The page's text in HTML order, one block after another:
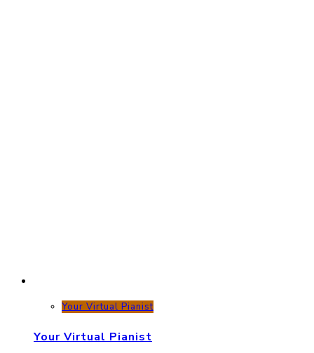
Your Virtual Pianist
Your Virtual Pianist